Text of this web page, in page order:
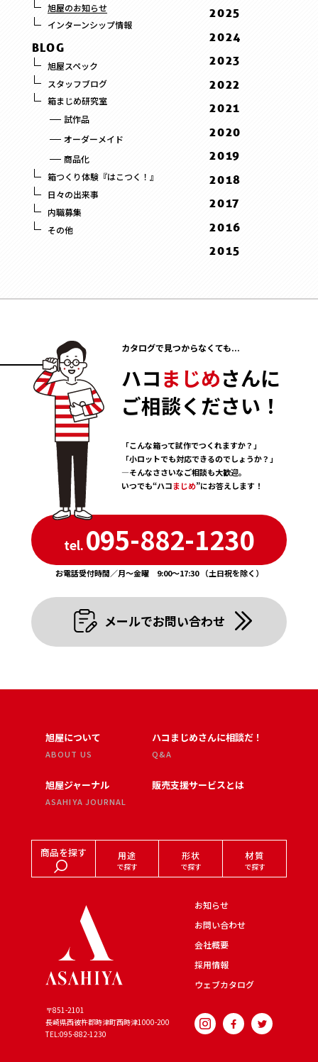
旭屋のお知らせ
インターンシップ情報
BLOG
旭屋スペック
スタッフブログ
箱まじめ研究室
試作品
オーダーメイド
商品化
箱つくり体験『はこつく！』
日々の出来事
内職募集
その他
7 . July
5 . May
3 . March
2 . February
1 . January
2025
12 . December
9 . September
8 . August
7 . July
6 . June
3 . March
2 . February
1 . January
2024
12 . December
9 . September
8 . August
7 . July
6 . June
2023
12 . December
2022
10 . October
2021
12 . December
3 . March
2 . February
1 . January
2020
12 . December
9 . September
8 . August
5 . May
2019
12 . December
9 . September
8 . August
3 . March
2 . February
2018
12 . December
9 . September
6 . June
2 . February
1 . January
2017
12 . December
1 . January
2016
12 . December
7 . July
5 . May
4 . April
2 . February
1 . January
2015
8 . August
7 . July
6 . June
5 . May
3 . March
カタログで見つからなくても...
ハコまじめさんに
ご相談ください！
「こんな箱って試作でつくれますか？」
「小ロットでも対応できるのでしょうか？」
―そんなささいなご相談も大歓迎。
いつでも“ハコまじめ”にお答えします！
tel. 095-882-1230
お電話受付時間／月〜金曜 9:00〜17:30 （土日祝を除く）
メールでお問い合わせ
旭屋について
ABOUT US
旭屋ジャーナル
ASAHIYA JOURNAL
ハコまじめさんに相談だ！
Q&A
販売支援サービスとは
商品を探す 用途
で探す
形状
で探す
材質
で探す
〒851-2101
長崎県西彼杵郡時津町西時津1000-200
TEL:095-882-1230
お知らせ
お問い合わせ
会社概要
採用情報
ウェブカタログ